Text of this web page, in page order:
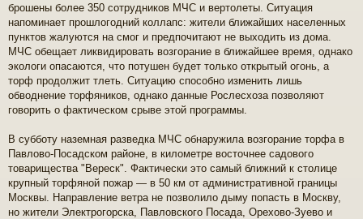
щ
и
е
брошены более 350 сотрудников МЧС и вертолеты. Ситуация
напоминает прошлогодний коллапс: жители ближайших населенных
пунктов жалуются на смог и предпочитают не выходить из дома.
МЧС обещает ликвидировать возгорание в ближайшее время, однако
экологи опасаются, что потушен будет только открытый огонь, а
торф продолжит тлеть. Ситуацию способно изменить лишь
обводнение торфяников, однако данные Рослесхоза позволяют
говорить о фактическом срыве этой программы.
В субботу наземная разведка МЧС обнаружила возгорание торфа в
Павлово-Посадском районе, в километре восточнее садового
товарищества "Вереск". Фактически это самый ближний к столице
крупный торфяной пожар — в 50 км от административной границы
Москвы. Направление ветра не позволило дыму попасть в Москву,
но жители Электрогорска, Павловского Посада, Орехово-Зуево и